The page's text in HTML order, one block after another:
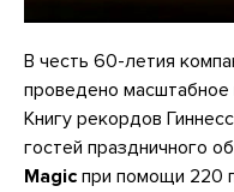
В честь 60-летия
проведено
Книгу рекордов
гостей праздничного
Magic при помощи 220